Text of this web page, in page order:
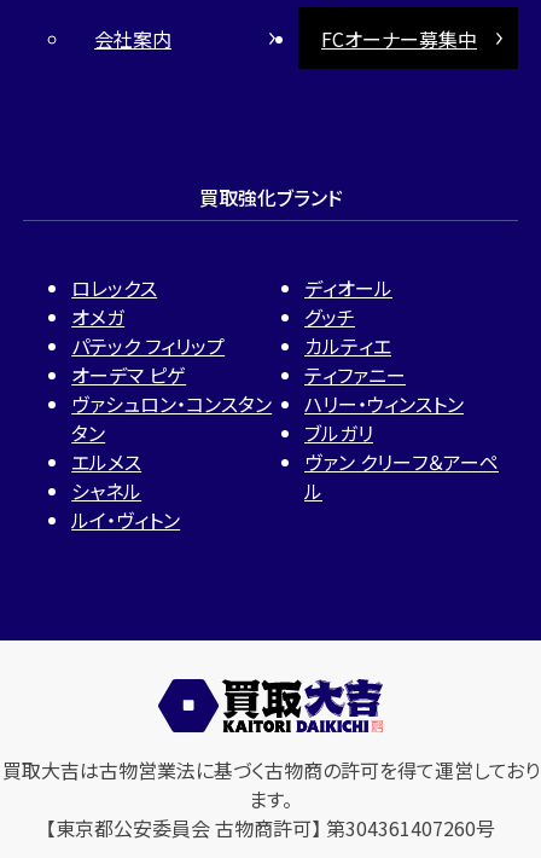
会社案内
FCオーナー募集中
買取強化ブランド
ロレックス
オメガ
パテック フィリップ
オーデマ ピゲ
ヴァシュロン・コンスタン
タン
エルメス
シャネル
ルイ・ヴィトン
ディオール
グッチ
カルティエ
ティファニー
ハリー・ウィンストン
ブルガリ
ヴァン クリーフ＆アーペ
ル
買取大吉は古物営業法に基づく古物商の許可を得て運営しており
ます。
【東京都公安委員会 古物商許可】 第304361407260号